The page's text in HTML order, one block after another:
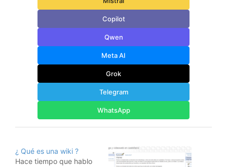
Copilot
Qwen
Meta AI
Grok
Telegram
WhatsApp
¿ Qué es una wiki ?
Hace tiempo que hablo